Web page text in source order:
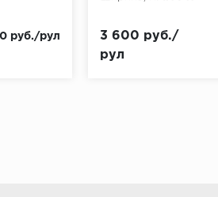
руб./рул
3 600 руб./
рул